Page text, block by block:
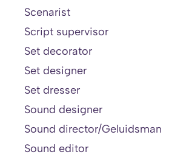
Scenarist
Script supervisor
Set decorator
Set designer
Set dresser
Sound designer
Sound director/Geluidsman
Sound editor